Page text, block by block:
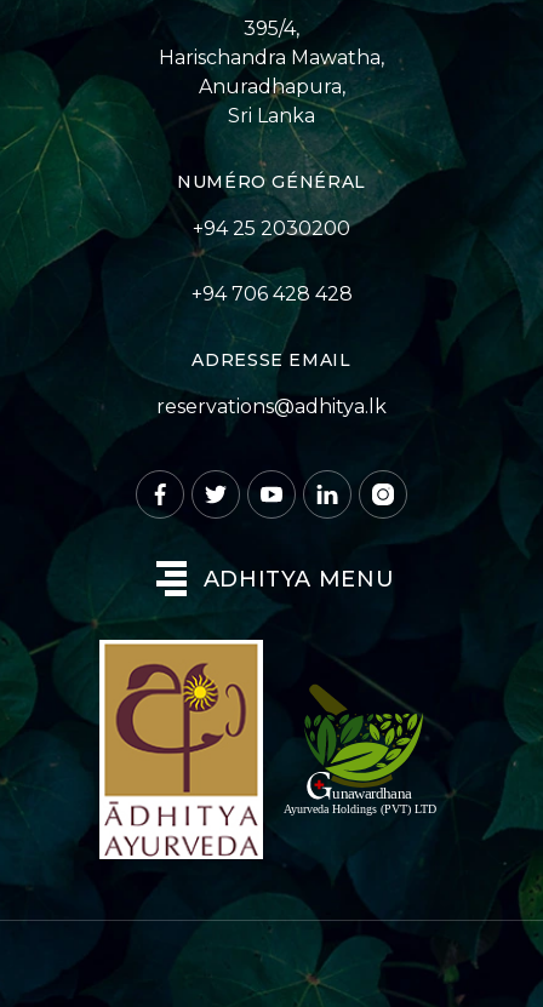
395/4,
Harischandra Mawatha,
Anuradhapura,
Sri Lanka
NUMÉRO GÉNÉRAL
+94 25 2030200
+94 706 428 428
ADRESSE EMAIL
reservations@adhitya.lk
ADHITYA MENU